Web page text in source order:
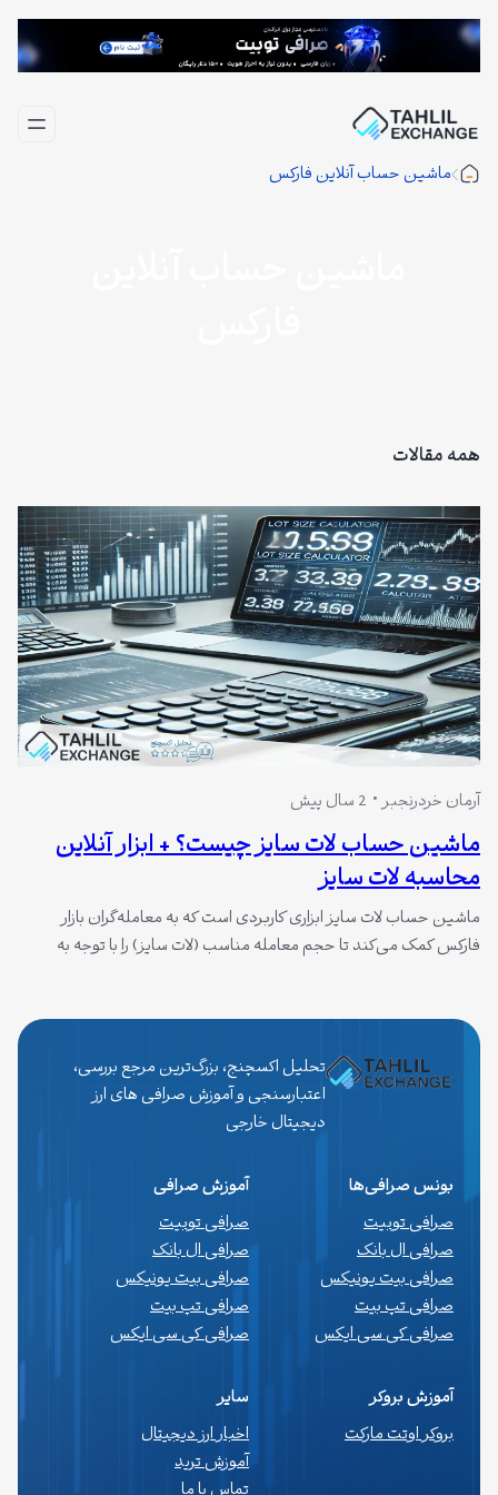
رفتن
ماشین حساب آنلاین فارکس
همه مقالات
آرمان خردرنجبر 2 سال پیش
ماشین حساب لات سایز چیست؟ + ابزار آنلاین
محاسبه لات سایز
ماشین حساب لات سایز ابزاری کاربردی است که به معامله‌گران بازار
فارکس کمک می‌کند تا حجم معامله مناسب (لات سایز) را با توجه به
متناسب با حساب معاملاتی می‌شود. لات…
تحلیل اکسچنج، بزرگ‌ترین مرجع بررسی،
اعتبارسنجی و آموزش صرافی های ارز
دیجیتال خارجی
بونس صرافی‌ها
صرافی توبیت
صرافی ال بانک
صرافی بیت یونیکس
صرافی تپ بیت
صرافی کی سی ایکس
آموزش صرافی
صرافی توبیت
صرافی ال بانک
صرافی بیت یونیکس
صرافی تپ بیت
صرافی کی سی ایکس
آموزش بروکر
بروکر اوتت مارکت
سایر
اخبار ارز دیجیتال
آموزش ترید